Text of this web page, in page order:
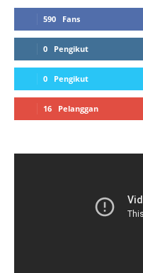
590 Fans
0 Pengikut
0 Pengikut
16 Pelanggan